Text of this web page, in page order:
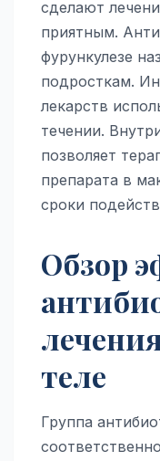
сделают
приятным.
фурункулезе
подросткам.
лекарств
течении.
позволяет
препарата в
сроки
Обзор
теле
Группа